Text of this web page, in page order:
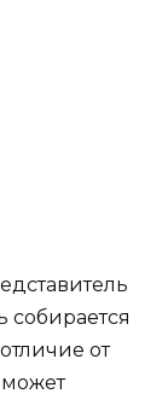
собирается
от
может